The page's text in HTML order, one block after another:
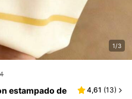
1/3
estampado de
4,61 (13)